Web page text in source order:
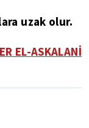
uzak olur.
EL-ASKALANİ